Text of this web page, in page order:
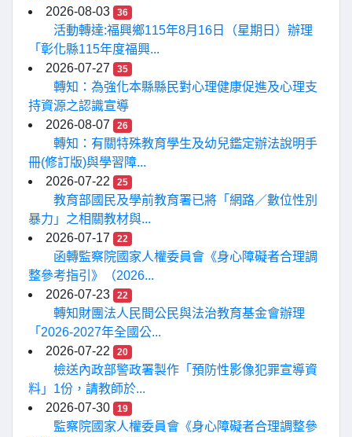
2026-08-03
36
活動轉達:福興鄉115年8月16日（星期日）辦理
「彰化縣115年度福興...
2026-07-27
35
轉知：為強化本縣縣民對心理健康促進及心理支
持資源之認識宣導
2026-08-07
26
轉知：有關特殊教育學生及幼兒鑑定辦法說明手
冊(修訂版)與學習障...
2026-07-22
25
教育部國民及學前教育署已將「網路／數位性別
暴力」之相關教材與...
2026-07-17
22
函轉監察院國家人權委員會《身心障礙者合理調
整參考指引》（2026...
2026-07-23
22
轉知財團法人民間公民與法治教育基金會辦理
「2026-2027年全國公...
2026-07-22
20
檢送內政部警政署製作「預防性影像犯罪宣導資
料」1份，請教師於...
2026-07-30
19
監察院國家人權委員會《身心障礙者合理調整參